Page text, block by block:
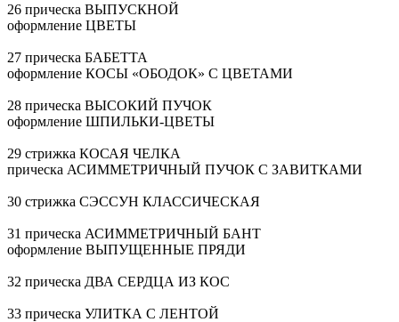
26 прическа ВЫПУСКНОЙ
оформление ЦВЕТЫ
27 прическа БАБЕТТА
оформление КОСЫ «ОБОДОК» С ЦВЕТАМИ
28 прическа ВЫСОКИЙ ПУЧОК
оформление ШПИЛЬКИ-ЦВЕТЫ
29 стрижка КОСАЯ ЧЕЛКА
прическа АСИММЕТРИЧНЫЙ ПУЧОК С ЗАВИТКАМИ
30 стрижка СЭССУН КЛАССИЧЕСКАЯ
31 прическа АСИММЕТРИЧНЫЙ БАНТ
оформление ВЫПУЩЕННЫЕ ПРЯДИ
32 прическа ДВА СЕРДЦА ИЗ КОС
33 прическа УЛИТКА С ЛЕНТОЙ